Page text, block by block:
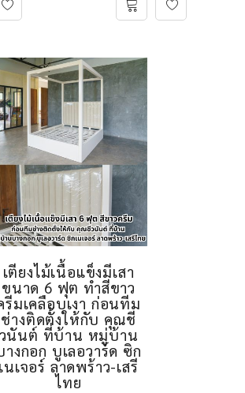
เตียงไม้เนื้อแข็งมีเสา
ขนาด 6 ฟุต ทำสีขาว
รีมเคลือบเงา ก่อนทีม
ช่างติดตั้งให้กับ คุณชี
วนันต์ ที่บ้าน หมู่บ้าน
างกอก บูเลอวาร์ด ซิก
เนเจอร์ ลาดพร้าว-เสรี
ไทย